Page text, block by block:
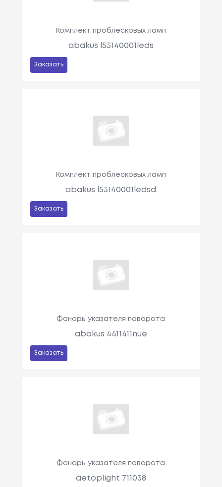
Комплект проблесковых ламп
abakus l53140001leds
Заказать
Комплект проблесковых ламп
abakus l53140001ledsd
Заказать
Фонарь указателя поворота
abakus 4411411nue
Заказать
Фонарь указателя поворота
aetoplight 711038